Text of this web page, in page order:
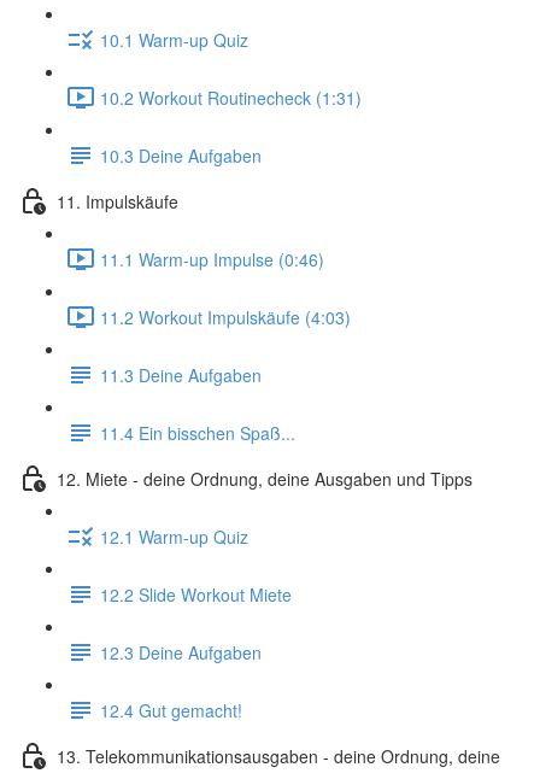
10.1 Warm-up Quiz
10.2 Workout Routinecheck (1:31)
10.3 Deine Aufgaben
11. Impulskäufe
11.1 Warm-up Impulse (0:46)
11.2 Workout Impulskäufe (4:03)
11.3 Deine Aufgaben
11.4 Ein bisschen Spaß...
12. Miete - deine Ordnung, deine Ausgaben und Tipps
12.1 Warm-up Quiz
12.2 Slide Workout Miete
12.3 Deine Aufgaben
12.4 Gut gemacht!
13. Telekommunikationsausgaben - deine Ordnung, deine